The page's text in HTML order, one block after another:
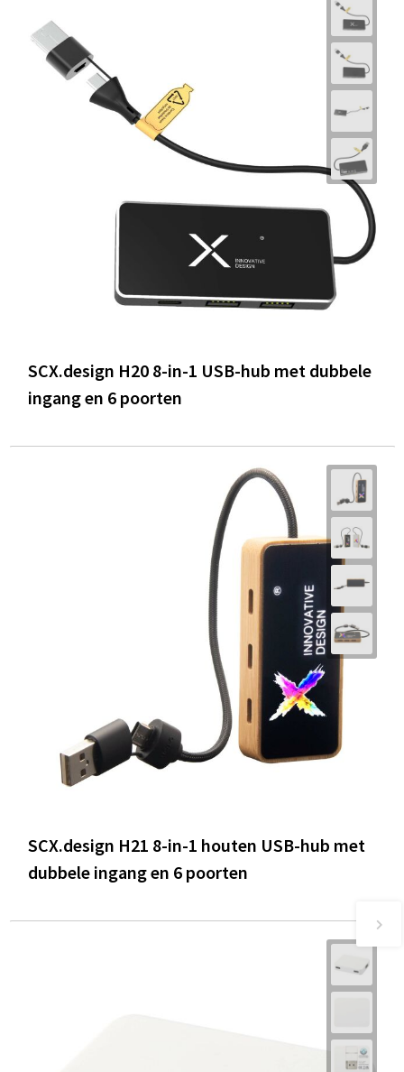
SCX.design H20 8-in-1 USB-hub met dubbele
ingang en 6 poorten
SCX.design H21 8-in-1 houten USB-hub met
dubbele ingang en 6 poorten